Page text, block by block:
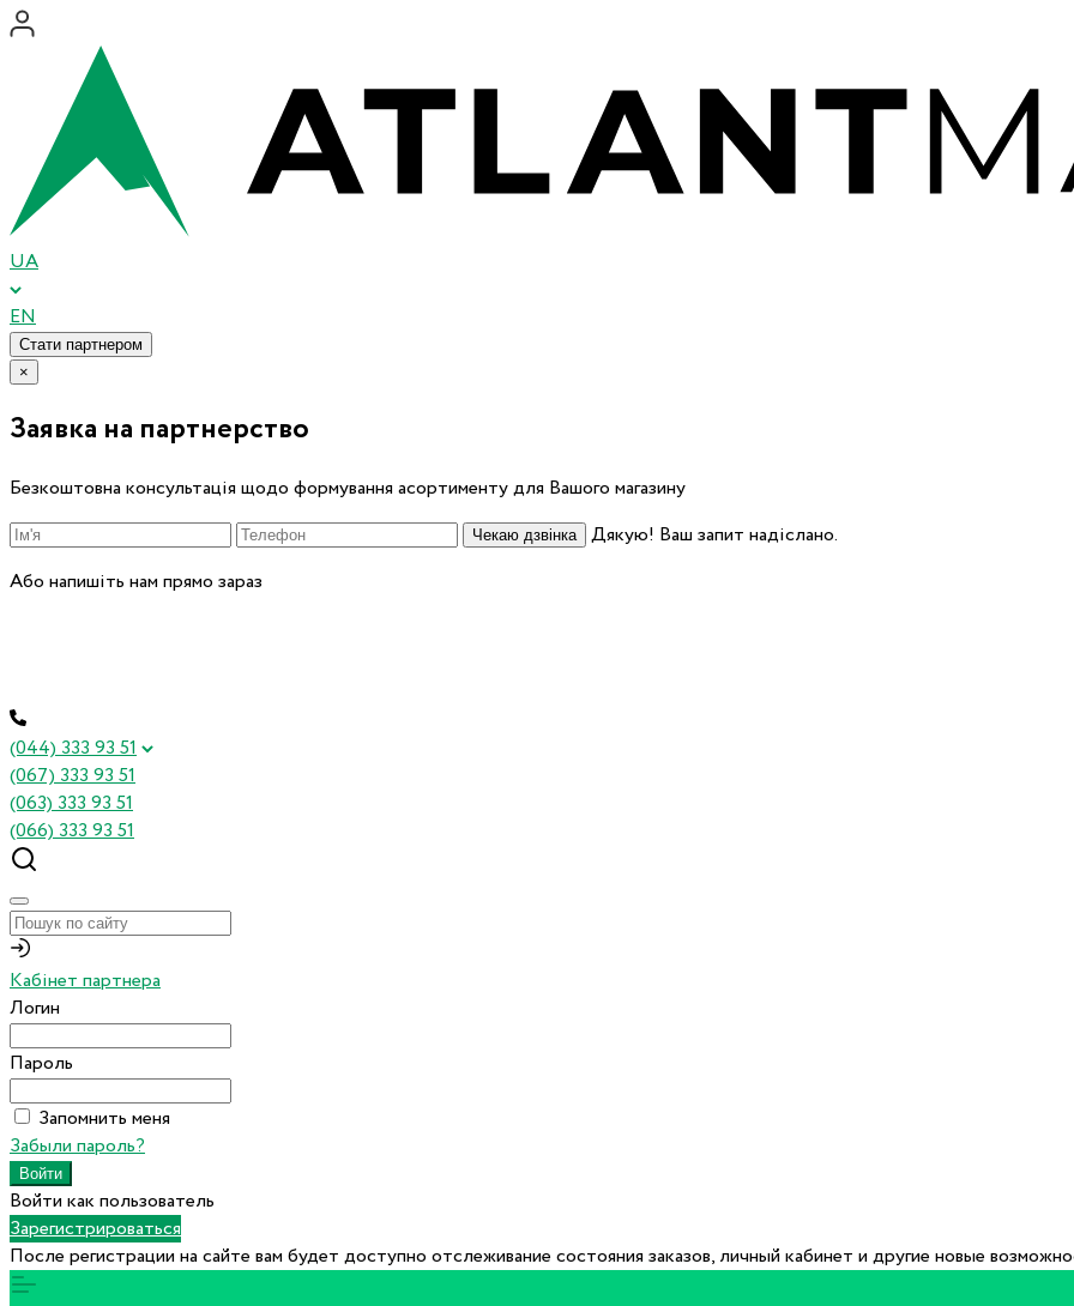
UA
EN
Стати партнером
×
Заявка на партнерство
Безкоштовна консультація щодо формування асортименту для Вашого магазину
Чекаю дзвінка
Дякую! Ваш запит надіслано.
Або напишіть нам прямо зараз
(044) 333 93 51
(067) 333 93 51
(063) 333 93 51
(066) 333 93 51
Кабінет партнера
Логин
Пароль
Запомнить меня
Забыли пароль?
Войти как пользователь
Зарегистрироваться
После регистрации на сайте вам будет доступно отслеживание состояния заказов, личный кабинет и другие новые